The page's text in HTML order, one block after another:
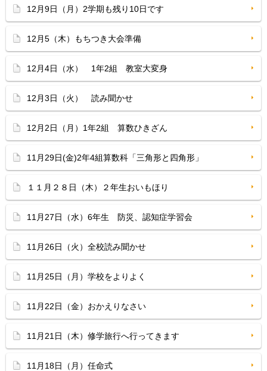
12月9日（月）2学期も残り10日です
12月5（木）もちつき大会準備
12月4日（水） 1年2組 教室大変身
12月3日（火） 読み聞かせ
12月2日（月）1年2組 算数ひきざん
11月29日(金)2年4組算数科「三角形と四角形」
１１月２８日（木）２年生おいもほり
11月27日（水）6年生 防災、認知症学習会
11月26日（火）全校読み聞かせ
11月25日（月）学校をよりよく
11月22日（金）おかえりなさい
11月21日（木）修学旅行へ行ってきます
11月18日（月）任命式